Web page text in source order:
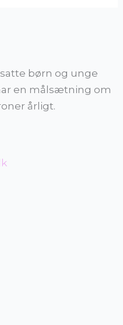
børn og unge
en målsætning om
årligt.